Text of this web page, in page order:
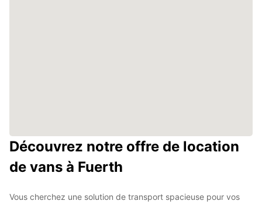
Découvrez notre offre de location
de vans à Fuerth
Vous cherchez une solution de transport spacieuse pour vos